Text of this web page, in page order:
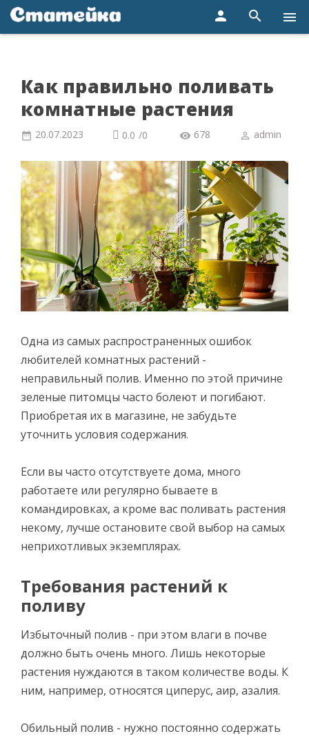
person search menu
Как правильно поливать
комнатные растения
20.07.2023 0.0 /0 678 admin
Одна из самых распространенных ошибок
любителей комнатных растений -
неправильный полив. Именно по этой причине
зеленые питомцы часто болеют и погибают.
Приобретая их в магазине, не забудьте
уточнить условия содержания.
Если вы часто отсутствуете дома, много
работаете или регулярно бываете в
командировках, а кроме вас поливать растения
некому, лучше остановите свой выбор на самых
неприхотливых экземплярах.
Требования растений к
поливу
Избыточный полив - при этом влаги в почве
должно быть очень много. Лишь некоторые
растения нуждаются в таком количестве воды. К
ним, например, относятся циперус, аир, азалия.
Обильный полив - нужно постоянно содержать